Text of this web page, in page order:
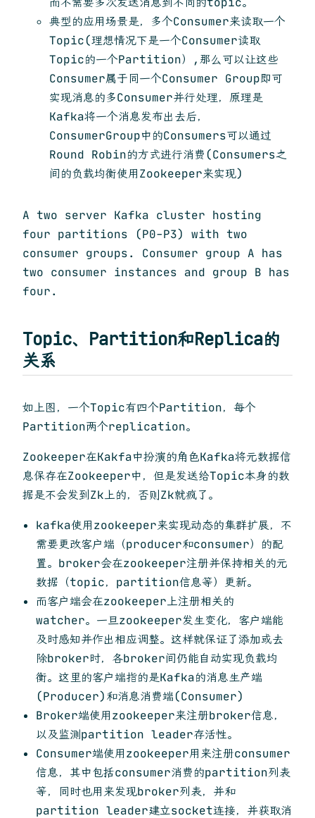
典型的应用场景是，多个Consumer来读取一个
Topic(理想情况下是一个Consumer读取
Topic的一个Partition）,那么可以让这些
Consumer属于同一个Consumer Group即可
实现消息的多Consumer并行处理，原理是
Kafka将一个消息发布出去后，
ConsumerGroup中的Consumers可以通过
Round Robin的方式进行消费(Consumers之
间的负载均衡使用Zookeeper来实现)
A two server Kafka cluster hosting
four partitions (P0-P3) with two
consumer groups. Consumer group A has
two consumer instances and group B has
four.
Topic、Partition和Replica的
关系
如上图，一个Topic有四个Partition，每个
Partition两个replication。
Zookeeper在Kakfa中扮演的角色Kafka将元数据信
息保存在Zookeeper中，但是发送给Topic本身的数
据是不会发到Zk上的，否则Zk就疯了。
kafka使用zookeeper来实现动态的集群扩展，不
需要更改客户端（producer和consumer）的配
置。broker会在zookeeper注册并保持相关的元
数据（topic，partition信息等）更新。
而客户端会在zookeeper上注册相关的
watcher。一旦zookeeper发生变化，客户端能
及时感知并作出相应调整。这样就保证了添加或去
除broker时，各broker间仍能自动实现负载均
衡。这里的客户端指的是Kafka的消息生产端
(Producer)和消息消费端(Consumer)
Broker端使用zookeeper来注册broker信息，
以及监测partition leader存活性。
Consumer端使用zookeeper用来注册consumer
信息，其中包括consumer消费的partition列表
等，同时也用来发现broker列表，并和
partition leader建立socket连接，并获取消